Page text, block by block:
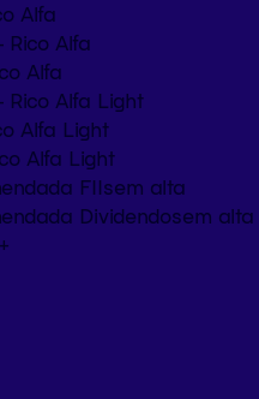
Alfa
Rico Alfa
Alfa
Rico Alfa Light
Alfa Light
Alfa Light
FIIsem alta
Dividendosem alta